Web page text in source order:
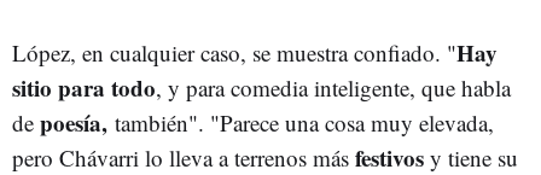
López, en cualquier caso, se muestra confiado. "Hay
sitio para todo, y para comedia inteligente, que habla
de poesía, también". "Parece una cosa muy elevada,
pero Chávarri lo lleva a terrenos más festivos y tiene su